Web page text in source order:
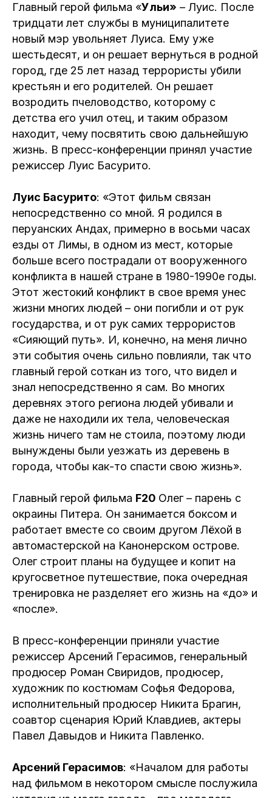
Главный герой фильма «Ульи» – Луис. После
тридцати лет службы в муниципалитете
новый мэр увольняет Луиса. Ему уже
шестьдесят, и он решает вернуться в родной
город, где 25 лет назад террористы убили
крестьян и его родителей. Он решает
возродить пчеловодство, которому с
детства его учил отец, и таким образом
находит, чему посвятить свою дальнейшую
жизнь. В пресс-конференции принял участие
режиссер Луис Басурито.
Луис Басурито: «Этот фильм связан
непосредственно со мной. Я родился в
перуанских Андах, примерно в восьми часах
езды от Лимы, в одном из мест, которые
больше всего пострадали от вооруженного
конфликта в нашей стране в 1980-1990е годы.
Этот жестокий конфликт в свое время унес
жизни многих людей – они погибли и от рук
государства, и от рук самих террористов
«Сияющий путь». И, конечно, на меня лично
эти события очень сильно повлияли, так что
главный герой соткан из того, что видел и
знал непосредственно я сам. Во многих
деревнях этого региона людей убивали и
даже не находили их тела, человеческая
жизнь ничего там не стоила, поэтому люди
вынуждены были уезжать из деревень в
города, чтобы как-то спасти свою жизнь».
Главный герой фильма F20 Олег – парень с
окраины Питера. Он занимается боксом и
работает вместе со своим другом Лёхой в
автомастерской на Канонерском острове.
Олег строит планы на будущее и копит на
кругосветное путешествие, пока очередная
тренировка не разделяет его жизнь на «до» и
«после».
В пресс-конференции приняли участие
режиссер Арсений Герасимов, генеральный
продюсер Роман Свиридов, продюсер,
художник по костюмам Софья Федорова,
исполнительный продюсер Никита Брагин,
соавтор сценария Юрий Клавдиев, актеры
Павел Давыдов и Никита Павленко.
Арсений Герасимов: «Началом для работы
над фильмом в некотором смысле послужила